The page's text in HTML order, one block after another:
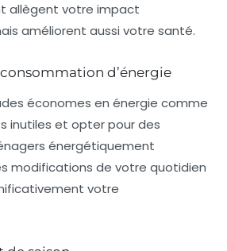
allègent votre impact
améliorent aussi votre santé.
d’énergie
économes en énergie comme
inutiles et opter pour des
énergétiquement
modifications de votre quotidien
votre